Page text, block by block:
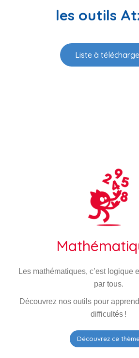
Liste à
Les mathématiques, c’est logique
par tous.
difficultés !